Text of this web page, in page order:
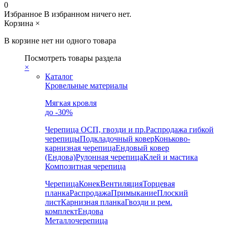
0
Избранное В избранном ничего нет.
Корзина ×
В корзине нет ни одного товара
Посмотреть товары раздела
×
Каталог
Кровельные материалы
Мягкая кровля
до -30%
Черепица ОСП, гвозди и пр.Распродажа гибкой
черепицыПодкладочный коверКоньково-
карнизная черепицаЕндовый ковер
(Ендова)Рулонная черепицаКлей и мастика
Композитная черепица
ЧерепицаКонекВентиляцияТорцевая
планкаРаспродажаПримыканиеПлоский
листКарнизная планкаГвозди и рем.
комплектЕндова
Металлочерепица